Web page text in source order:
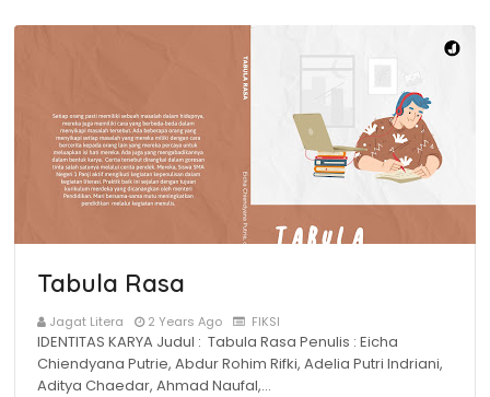
Tabula Rasa
Jagat Litera 2 Years Ago FIKSI
IDENTITAS KARYA Judul : Tabula Rasa Penulis : Eicha
Chiendyana Putrie, Abdur Rohim Rifki, Adelia Putri Indriani,
Aditya Chaedar, Ahmad Naufal,…